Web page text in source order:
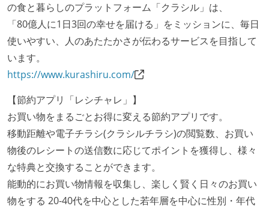
ワークフローの整備
全てのコードをバージョン管理ツールで管理している
各メンバーが実装したコードのマージは Pull Request
ベースで行われる
ビルド、自動デプロイ環境が整備されている
コードによるインフラ構成管理（Infrastructure as
Code）の環境が整備されている
オープンな情報共有
人事情報や秘匿性の高い内容を除いて、経営陣やマネ
ージャー以上の会議での議事録が社員にも公開されて
の食と暮らしのプラットフォーム「クラシル」は、
「80億人に1日3回の幸せを届ける」をミッションに、毎日
使いやすい、人のあたたかさが伝わるサービスを目指して
います。
https://www.kurashiru.com/
【節約アプリ「レシチャレ」】
お買い物をまるごとお得に変える節約アプリです。
移動距離や電子チラシ(クラシルチラシ)の閲覧数、お買い
物後のレシートの送信数に応じてポイントを獲得し、様々
な特典と交換することができます。
能動的にお買い物情報を収集し、楽しく賢く日々のお買い
物をする 20-40代を中心とした若年層を中心に性別・年代